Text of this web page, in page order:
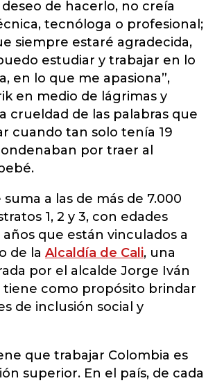
de hacerlo, no creía
tecnóloga o profesional;
siempre estaré agradecida,
estudiar y trabajar en lo
en lo que me apasiona”,
en medio de lágrimas y
crueldad de las palabras que
cuando tan solo tenía 19
por traer al
a las de más de 7.000
1, 2 y 3, con edades
que están vinculados a
de la Alcaldía de Cali, una
por el alcalde Jorge Iván
tiene como propósito brindar
de inclusión social y
que trabajar Colombia es
superior. En el país, de cada